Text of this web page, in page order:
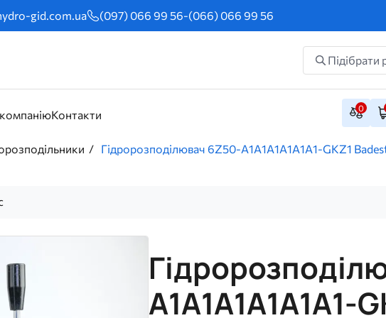
gid.com.ua (097) 066 99 56-(066) 066 99 56
Контакти 0
Гідророзподілювач 6Z50-A1A1A1A1A1A1-GKZ1
A1A1A1A1A1A1-